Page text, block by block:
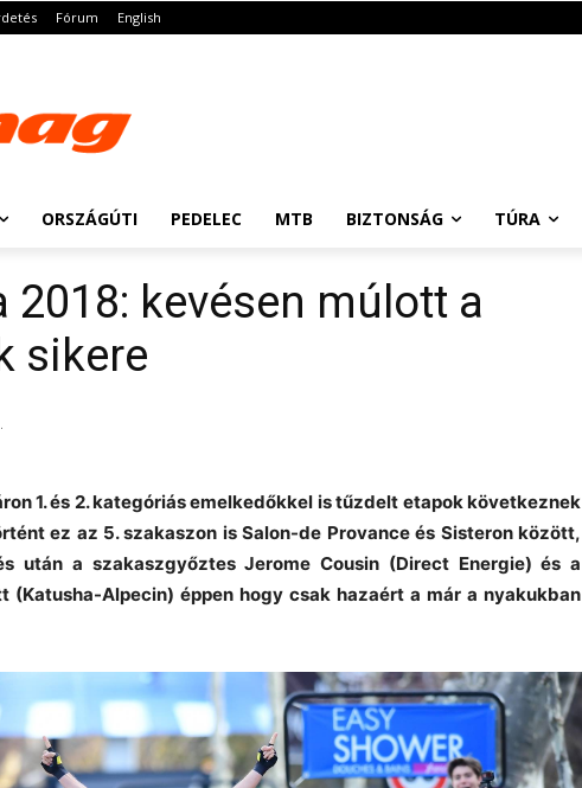
Fórum English
ORSZÁGÚTI PEDELEC MTB BIZTONSÁG TÚRA
2018: kevésen múlott a
sikere
1. és 2. kategóriás emelkedőkkel is tűzdelt etapok következnek
ez az 5. szakaszon is Salon-de Provance és Sisteron között,
után a szakaszgyőztes Jerome Cousin (Direct Energie) és a
(Katusha-Alpecin) éppen hogy csak hazaért a már a nyakukban